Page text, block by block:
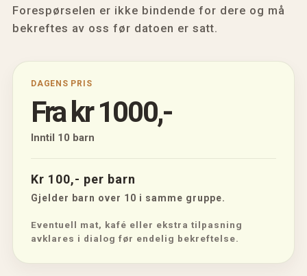
Forespørselen er ikke bindende for dere og må
bekreftes av oss før datoen er satt.
DAGENS PRIS
Fra kr 1000,-
Inntil 10 barn
Kr 100,- per barn
Gjelder barn over 10 i samme gruppe.
Eventuell mat, kafé eller ekstra tilpasning
avklares i dialog før endelig bekreftelse.